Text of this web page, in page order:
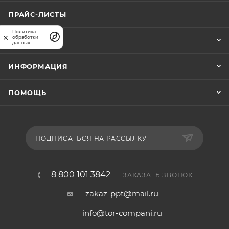
ПРАЙС-ЛИСТЫ
КОМПАНИЯ
ИНФОРМАЦИЯ
ПОМОЩЬ
ПОДПИСАТЬСЯ НА РАССЫЛКУ
8 800 101 3842 ЗАКАЗАТЬ ЗВОНОК
zakaz-ppt@mail.ru
info@tor-compani.ru
Политика
обработки
данных